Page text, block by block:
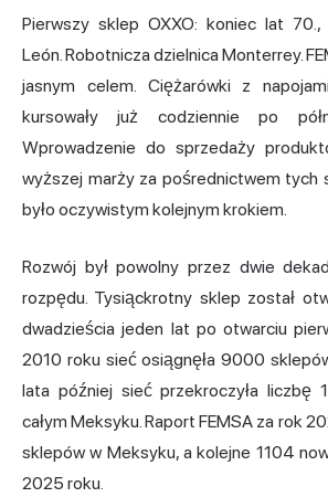
Pierwszy sklep OXXO: koniec lat 70.,
León. Robotnicza dzielnica Monterrey.
jasnym celem. Ciężarówki z
kursowały już codziennie po
Wprowadzenie do sprzedaży
wyższej marży za pośrednictwem tych
było oczywistym kolejnym krokiem.
Rozwój był powolny przez dwie
rozpędu. Tysiąckrotny sklep został
dwadzieścia jeden lat po otwarciu
2010 roku sieć osiągnęła 9000
lata później sieć przekroczyła liczbę
całym Meksyku. Raport FEMSA za rok
sklepów w Meksyku, a kolejne 1104
2025 roku.